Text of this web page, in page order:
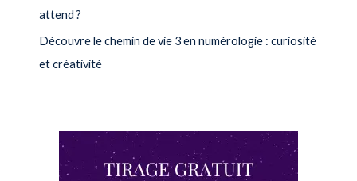
attend ?
Découvre le chemin de vie 3 en numérologie : curiosité
et créativité